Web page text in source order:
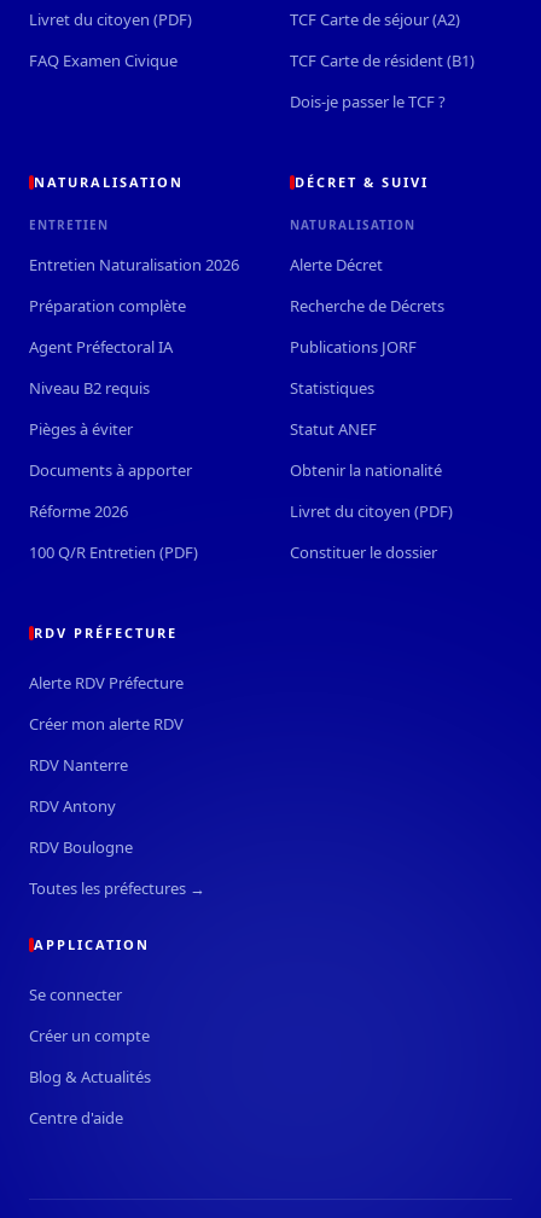
Livret du citoyen (PDF)
FAQ Examen Civique
TCF Carte de séjour (A2)
TCF Carte de résident (B1)
Dois-je passer le TCF ?
NATURALISATION
ENTRETIEN
Entretien Naturalisation 2026
Préparation complète
Agent Préfectoral IA
Niveau B2 requis
Pièges à éviter
Documents à apporter
Réforme 2026
100 Q/R Entretien (PDF)
DÉCRET & SUIVI
NATURALISATION
Alerte Décret
Recherche de Décrets
Publications JORF
Statistiques
Statut ANEF
Obtenir la nationalité
Livret du citoyen (PDF)
Constituer le dossier
RDV PRÉFECTURE
Alerte RDV Préfecture
Créer mon alerte RDV
RDV Nanterre
RDV Antony
RDV Boulogne
Toutes les préfectures →
APPLICATION
Se connecter
Créer un compte
Blog & Actualités
Centre d'aide